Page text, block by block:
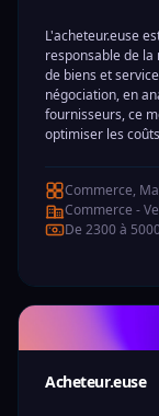
L'acheteur.euse
responsable de
de biens et
négociation, en
fournisseurs, ce
optimiser les
Commerce,
Commerce -
De 2300 à
Acheteur.euse